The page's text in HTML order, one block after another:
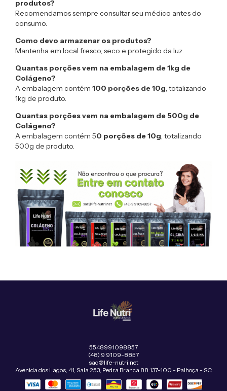
produtos?
Recomendamos sempre consultar seu médico antes do
consumo.
Como devo armazenar os produtos?
Mantenha em local fresco, seco e protegido da luz.
Quantas porções vem na embalagem de 1kg de
Colágeno?
A embalagem contém 100 porções de 10g, totalizando
1kg de produto.
Quantas porções vem na embalagem de 500g de
Colágeno?
A embalagem contém 50 porções de 10g, totalizando
500g de produto.
5548991098857
(48) 9 9109-8857
sac@life-nutri.net
Avenida dos Lagos, 41, Sala 253, Pedra Branca 88.137-100 - Palhoça - SC